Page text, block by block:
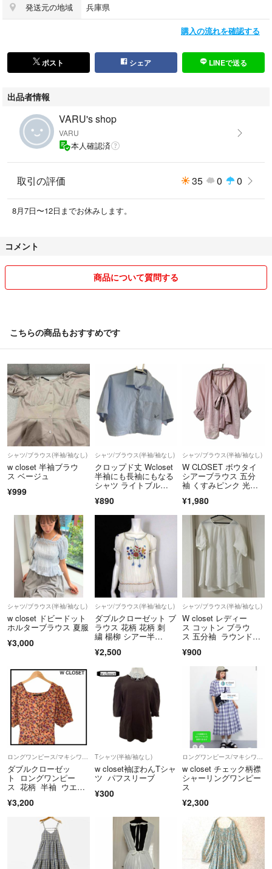
発送元の地域 兵庫県
購入の流れを確認する
ポスト シェア LINEで送る
出品者情報
VARU's shop
VARU
本人確認済
取引の評価 35 0 0
8月7日〜12日までお休みします。
コメント
商品について質問する
こちらの商品もおすすめです
シャツ/ブラウス(半袖/袖なし)
w closet 半袖ブラウ
ス ベージュ
¥999
シャツ/ブラウス(半袖/袖なし)
クロップド丈 Wcloset
半袖にも長袖にもなる
シャツ ライトブル
¥890
シャツ/ブラウス(半袖/袖なし)
W CLOSET ボウタイ
シアーブラウス 五分
袖 くすみピンク 光沢
¥1,980
シャツ/ブラウス(半袖/袖なし)
w closet ドビードット
ホルターブラウス 夏服
¥3,000
シャツ/ブラウス(半袖/袖なし)
ダブルクローゼット ブ
ラウス 花柄 花柄 刺
繍 楊柳 シアー半
¥2,500
シャツ/ブラウス(半袖/袖なし)
W closet レディー
ス コットン ブラウ
ス 五分袖 ラウンドヘ
ラル カジュアル シン
¥900
ロングワンピース/マキシワンピース
ダブルクローゼッ
ト ロングワンピー
ス 花柄 半袖 ウエス
ジ
¥3,200
Tシャツ(半袖/袖なし)
w closet袖ぽわんTシャ
ツ パフスリーブ
¥300
ロングワンピース/マキシワンピース
w closet チェック柄襟
シャーリングワンピー
ス
¥2,300